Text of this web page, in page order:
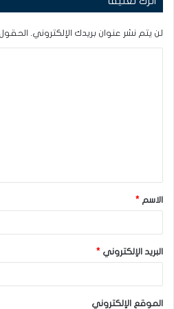
لن يتم نشر عنوان بريدك الإلكتروني. الحقول
ق
*
الاسم *
البريد الإلكتروني *
الموقع الإلكتروني